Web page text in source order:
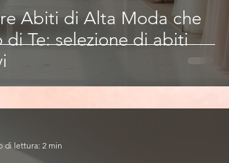
Abiti di Alta Moda che
di Te: selezione di abiti
di lettura: 2 min